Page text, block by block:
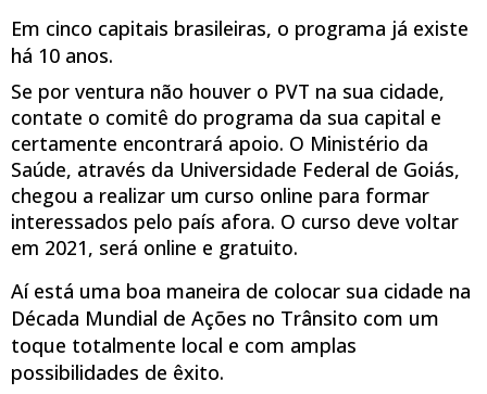
Em cinco capitais brasileiras, o programa já existe
há 10 anos.
Se por ventura não houver o PVT na sua cidade,
contate o comitê do programa da sua capital e
certamente encontrará apoio. O Ministério da
Saúde, através da Universidade Federal de Goiás,
chegou a realizar um curso online para formar
interessados pelo país afora. O curso deve voltar
em 2021, será online e gratuito.
Aí está uma boa maneira de colocar sua cidade na
Década Mundial de Ações no Trânsito com um
toque totalmente local e com amplas
possibilidades de êxito.